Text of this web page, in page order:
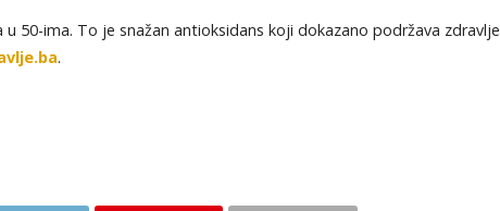
50-ima. To je snažan antioksidans koji dokazano podržava zdravlje
.